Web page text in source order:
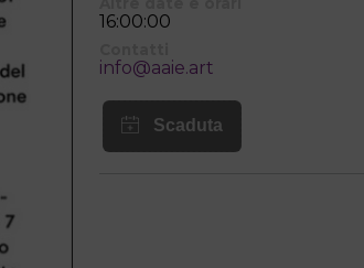
16:00:00
info@aaie.art